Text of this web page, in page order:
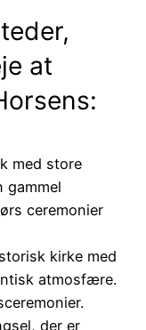
at
med store
gammel
ceremonier
kirke med
atmosfære.
der er